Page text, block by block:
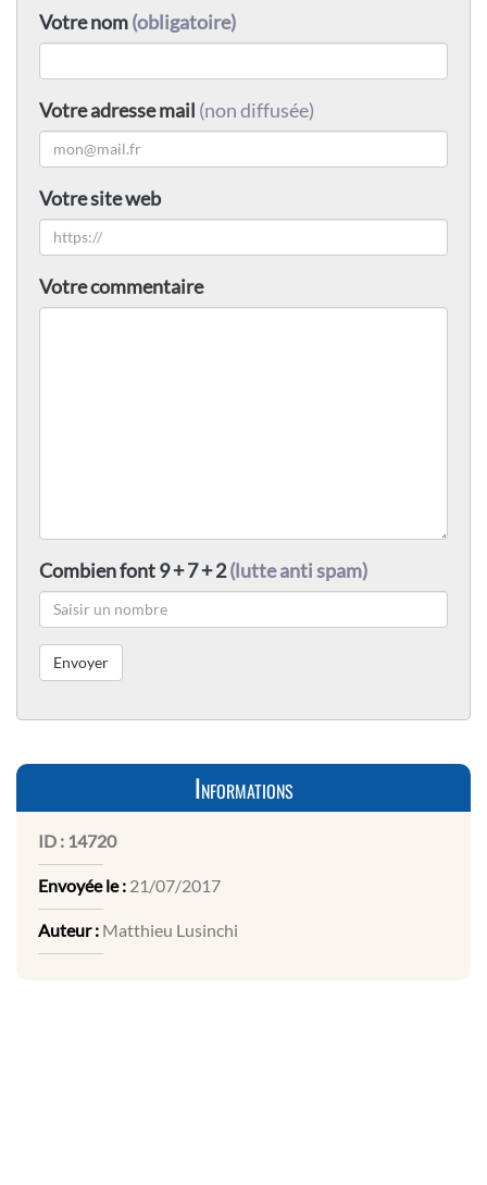
Votre nom(obligatoire)
Votre adresse mail (non diffusée)
Votre site web
Votre commentaire
Combien font 9 + 7 + 2(lutte anti spam)
Informations
ID : 14720
Envoyée le : 21/07/2017
Auteur : Matthieu Lusinchi